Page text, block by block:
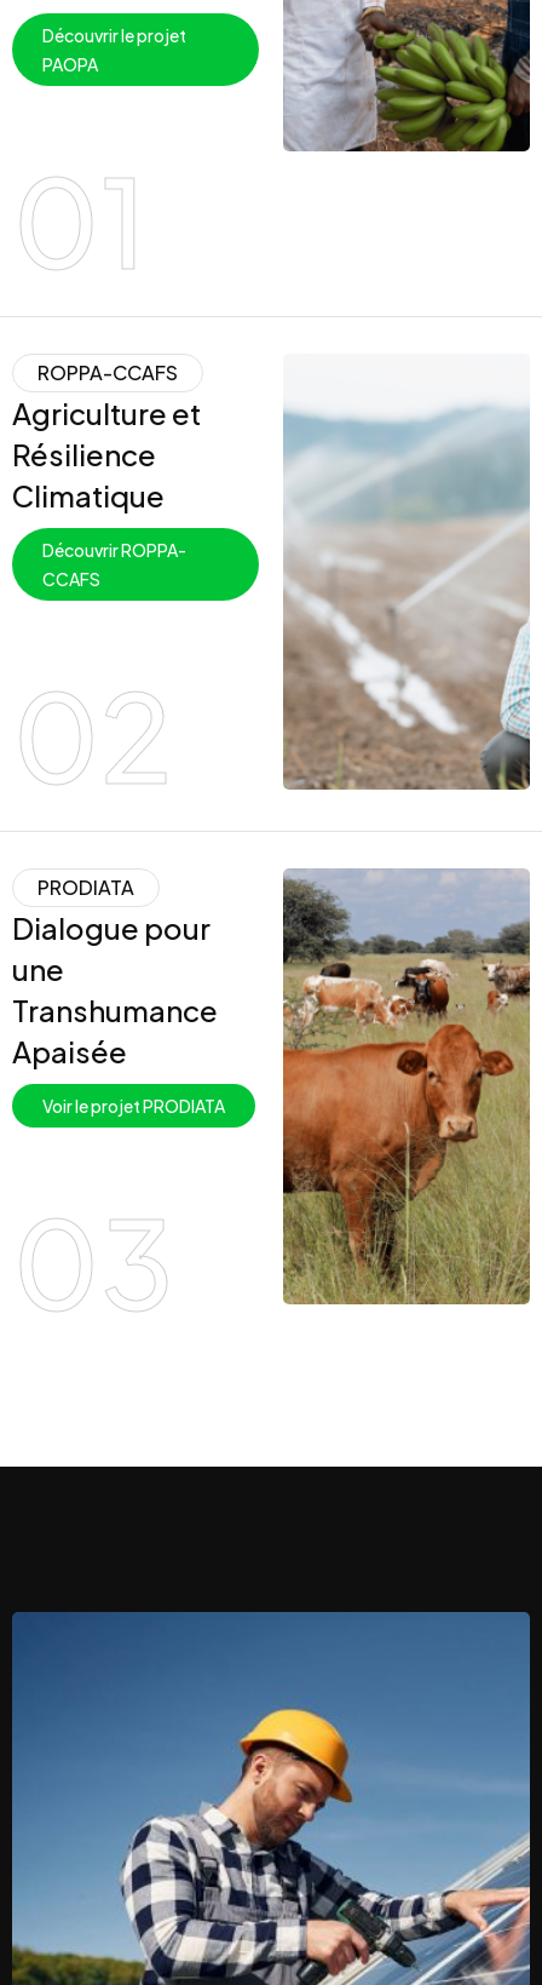
Découvrir le projet
PAOPA
01
ROPPA-CCAFS
Agriculture et
Résilience
Climatique
Découvrir ROPPA-
CCAFS
02
PRODIATA
Dialogue pour
une
Transhumance
Apaisée
Voir le projet PRODIATA
03